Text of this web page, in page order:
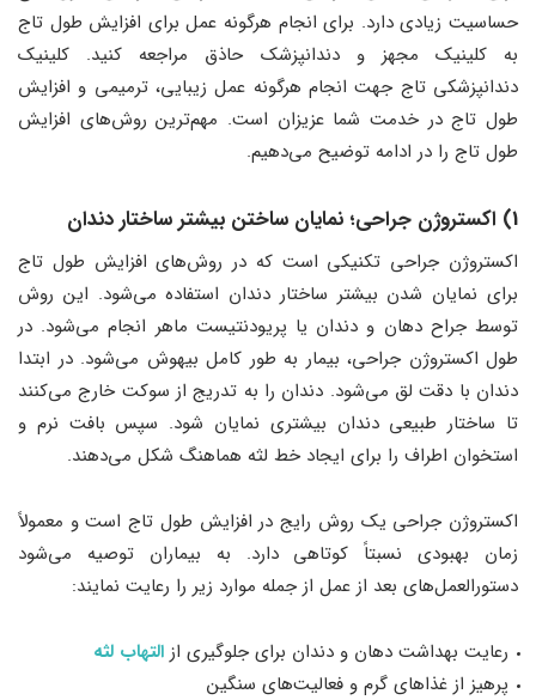
حساسیت زیادی دارد. برای انجام هرگونه عمل برای افزایش طول تاج
به کلینیک مجهز و دندانپزشک حاذق مراجعه کنید. کلینیک
دندانپزشکی تاج جهت انجام هرگونه عمل زیبایی، ترمیمی و افزایش
طول تاج در خدمت شما عزیزان است. مهم‌ترین روش‌های افزایش
طول تاج را در ادامه توضیح می‌دهیم.
1) اکستروژن جراحی؛ نمایان ساختن بیشتر ساختار دندان
اکستروژن جراحی تکنیکی است که در روش‌های افزایش طول تاج
برای نمایان شدن بیشتر ساختار دندان استفاده می‌شود. این روش
توسط جراح دهان و دندان یا پریودنتیست ماهر انجام می‌شود. در
طول اکستروژن جراحی، بیمار به طور کامل بیهوش می‌شود. در ابتدا
دندان با دقت لق می‌شود. دندان را به تدریج از سوکت خارج می‌کنند
تا ساختار طبیعی دندان بیشتری نمایان شود. سپس بافت نرم و
استخوان اطراف را برای ایجاد خط لثه هماهنگ شکل می‌دهند.
اکستروژن جراحی یک روش رایج در افزایش طول تاج است و معمولاً
زمان بهبودی نسبتاً کوتاهی دارد. به بیماران توصیه می‌شود
دستورالعمل‌های بعد از عمل از جمله موارد زیر را رعایت نمایند:
رعایت بهداشت دهان و دندان برای جلوگیری از التهاب لثه
پرهیز از غذاهای گرم و فعالیت‌های سنگین